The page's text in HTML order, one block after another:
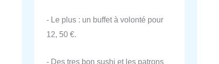
- Le plus : un buffet à volonté pour
12, 50 €.
- Des tres bon sushi et les patrons